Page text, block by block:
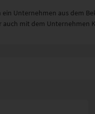
Unternehmen aus dem
auch mit dem